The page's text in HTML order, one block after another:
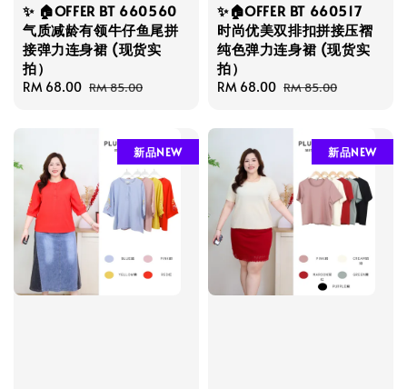
✨ 🏠OFFER BT 660560
气质减龄有领牛仔鱼尾拼
接弹力连身裙 (现货实
拍）
Sale
RM 68.00 Regular
RM 85.00
✨🏠OFFER BT 660517
时尚优美双排扣拼接压褶
纯色弹力连身裙 (现货实
拍）
Sale
RM 68.00 Regular
RM 85.00
新品NEW 新品NEW